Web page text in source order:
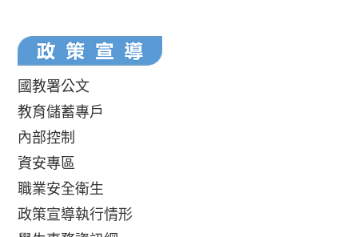
國教署公文
教育儲蓄專戶
內部控制
資安專區
職業安全衛生
政策宣導執行情形